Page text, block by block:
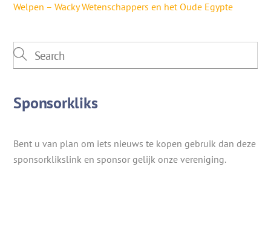
Welpen – Wacky Wetenschappers en het Oude Egypte
Sponsorkliks
Bent u van plan om iets nieuws te kopen gebruik dan deze
sponsorklikslink en sponsor gelijk onze vereniging.